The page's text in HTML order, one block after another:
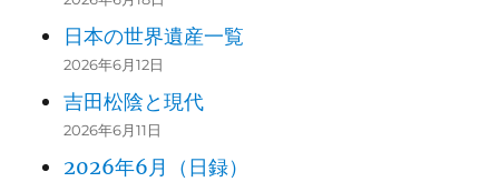
日本の世界遺産一覧
2026年6月12日
吉田松陰と現代
2026年6月11日
2026年6月（日録）